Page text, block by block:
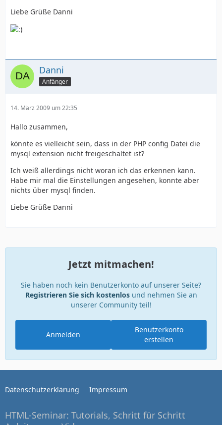
Liebe Grüße Danni
Danni
Anfänger
14. März 2009 um 22:35
Hallo zusammen,
könnte es vielleicht sein, dass in der PHP config Datei die
mysql extension nicht freigeschaltet ist?
Ich weiß allerdings nicht woran ich das erkennen kann.
Habe mir mal die Einstellungen angesehen, konnte aber
nichts über mysql finden.
Liebe Grüße Danni
Jetzt mitmachen!
Sie haben noch kein Benutzerkonto auf unserer Seite?
Registrieren Sie sich kostenlosund nehmen Sie an
unserer Community teil!
Benutzerkonto
erstellen
Anmelden
Datenschutzerklärung Impressum
HTML-Seminar: Tutorials, Schritt für Schritt